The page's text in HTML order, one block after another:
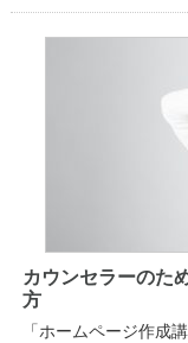
カウンセラーのた
方
「ホームページ作成